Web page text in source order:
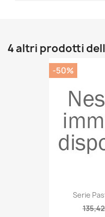
4 altri prodotti
Serie
-50%